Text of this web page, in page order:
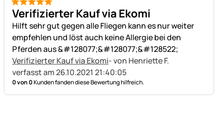
5 von 5
Verifizierter Kauf via Ekomi
Hilft sehr gut gegen alle Fliegen kann es nur weiter
empfehlen und löst auch keine Allergie bei den
Pferden aus &#128077;&#128077;&#128522;
Verifizierter Kauf via Ekomi- von Henriette F.
verfasst am 26.10.2021 21:40:05
0 von 0Kunden fanden diese Bewertung hilfreich.